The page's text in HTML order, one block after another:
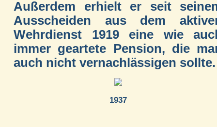
Außerdem erhielt er seit
Ausscheiden aus dem
Wehrdienst 1919 eine wie
immer geartete Pension, die
auch nicht vernachlässigen sollte.
1937